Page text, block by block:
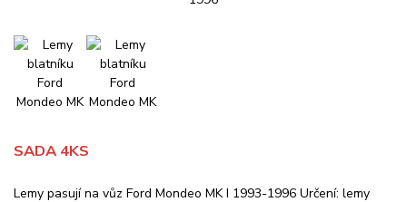
SADA 4KS
Lemy pasují na vůz Ford Mondeo MK I 1993-1996 Určení: lemy